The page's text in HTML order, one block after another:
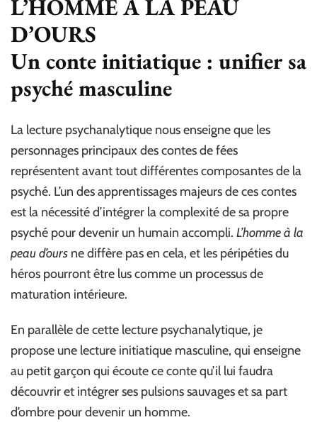
L’HOMME A LA PEAU
D’OURS
Un conte initiatique : unifier sa
psyché masculine
La lecture psychanalytique nous enseigne que les
personnages principaux des contes de fées
représentent avant tout différentes composantes de la
psyché. L’un des apprentissages majeurs de ces contes
est la nécessité d’intégrer la complexité de sa propre
psyché pour devenir un humain accompli. L’homme à la
peau d’ours ne diffère pas en cela, et les péripéties du
héros pourront être lus comme un processus de
maturation intérieure.
En parallèle de cette lecture psychanalytique, je
propose une lecture initiatique masculine, qui enseigne
au petit garçon qui écoute ce conte qu’il lui faudra
découvrir et intégrer ses pulsions sauvages et sa part
d’ombre pour devenir un homme.